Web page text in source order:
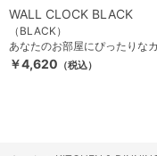
WALL CLOCK BLACK
（BLACK）
あなたのお部屋にぴったりな
￥4,620 （税込）